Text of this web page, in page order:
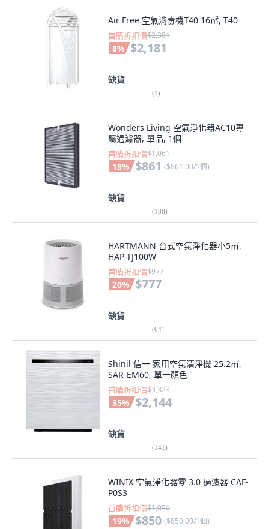
Air Free 空氣消毒機T40 16㎡, T40
首購折扣價$2,381
8% $2,181
缺貨
(1)
Wonders Living 空氣淨化器AC10專
屬過濾器, 單品, 1個
首購折扣價$1,061
18% $861 ($861.00/1個)
缺貨
(188)
HARTMANN 台式空氣淨化器小5㎡,
HAP-TJ100W
首購折扣價$977
20% $777
缺貨
(64)
Shinil 信一 家用空氣清淨機 25.2㎡,
SAR-EM60, 單一顏色
首購折扣價$3,323
35% $2,144
缺貨
(141)
WINIX 空氣淨化器零 3.0 過濾器 CAF-
P0S3
首購折扣價$1,050
19% $850 ($850.00/1個)